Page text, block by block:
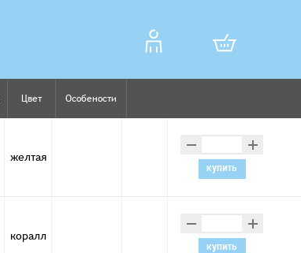
Цвет Особености
желтая – +
купить
коралл – +
купить